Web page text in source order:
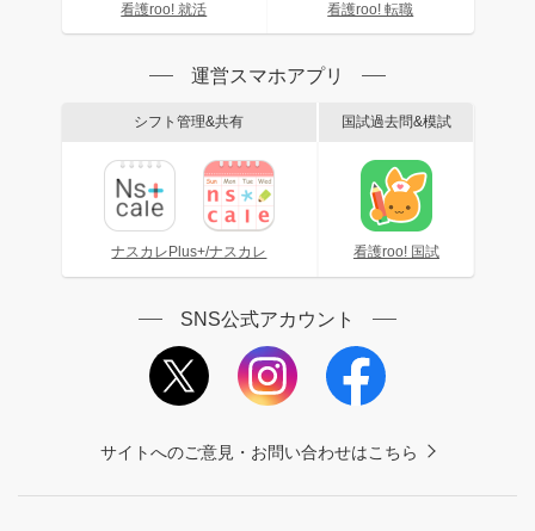
看護roo! 就活 看護roo! 転職
運営スマホアプリ
シフト管理&共有
ナスカレPlus+/ナスカレ
国試過去問&模試
看護roo! 国試
SNS公式アカウント
サイトへのご意見・お問い合わせはこちら